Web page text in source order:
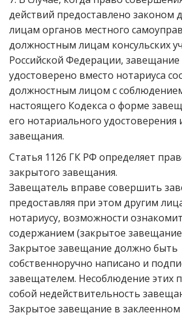
действий предоставлено законом
лицам органов местного
должностным лицам консульских
Российской Федерации,
удостоверено вместо нотариуса
должностным лицом с
настоящего Кодекса о форме
его нотариального удостоверения
завещания.
Статья 1126 ГК РФ определяет
закрытого завещания.
Завещатель вправе совершить
предоставляя при этом другим
нотариусу, возможности
содержанием (закрытое
Закрытое завещание должно быть
собственноручно написано и
завещателем. Несоблюдение этих
собой недействительность
Закрытое завещание в